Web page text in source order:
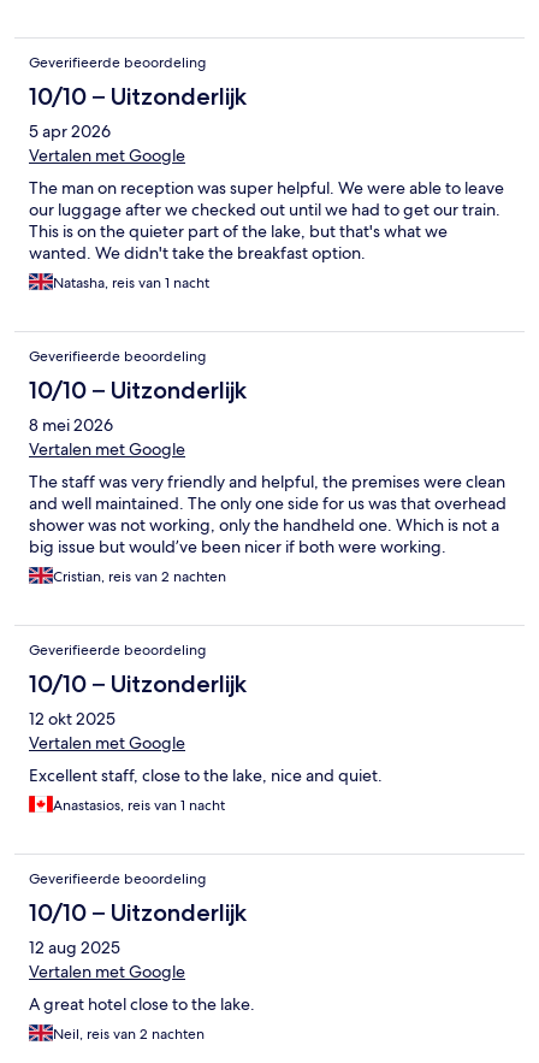
Geverifieerde beoordeling
10/10 – Uitzonderlijk
5 apr 2026
Vertalen met Google
The man on reception was super helpful. We were able to leave
our luggage after we checked out until we had to get our train.
This is on the quieter part of the lake, but that's what we
wanted. We didn't take the breakfast option.
Natasha, reis van 1 nacht
Geverifieerde beoordeling
10/10 – Uitzonderlijk
8 mei 2026
Vertalen met Google
The staff was very friendly and helpful, the premises were clean
and well maintained. The only one side for us was that overhead
shower was not working, only the handheld one. Which is not a
big issue but would’ve been nicer if both were working.
Cristian, reis van 2 nachten
Geverifieerde beoordeling
10/10 – Uitzonderlijk
12 okt 2025
Vertalen met Google
Excellent staff, close to the lake, nice and quiet.
Anastasios, reis van 1 nacht
Geverifieerde beoordeling
10/10 – Uitzonderlijk
12 aug 2025
Vertalen met Google
A great hotel close to the lake.
Neil, reis van 2 nachten